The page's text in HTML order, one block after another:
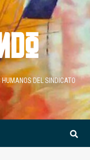
HUMANOS DEL SINDICATO